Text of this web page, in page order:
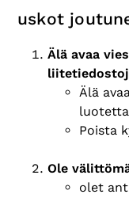
uskot
Älä avaa
Älä
Poista
Ole
olet